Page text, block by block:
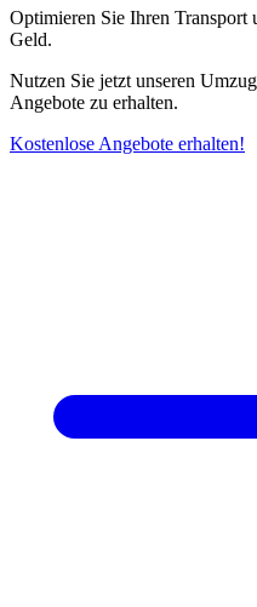
Optimieren Sie Ihren Transport
Geld.
Nutzen Sie jetzt unseren
Angebote zu erhalten.
Kostenlose Angebote erhalten!